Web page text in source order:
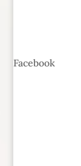
Facebook